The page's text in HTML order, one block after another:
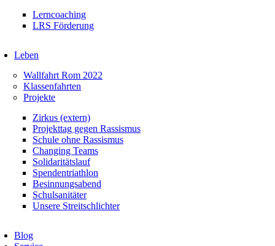
Lerncoaching
LRS Förderung
Leben
Wallfahrt Rom 2022
Klassenfahrten
Projekte
Zirkus (extern)
Projekttag gegen Rassismus
Schule ohne Rassismus
Changing Teams
Solidaritätslauf
Spendentriathlon
Besinnungsabend
Schulsanitäter
Unsere Streitschlichter
Blog